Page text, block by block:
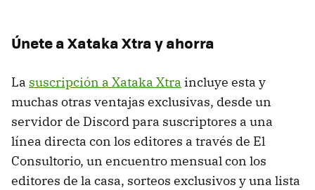
Únete a Xataka Xtra y ahorra
La suscripción a Xataka Xtra incluye esta y
muchas otras ventajas exclusivas, desde un
servidor de Discord para suscriptores a una
línea directa con los editores a través de El
Consultorio, un encuentro mensual con los
editores de la casa, sorteos exclusivos y una lista